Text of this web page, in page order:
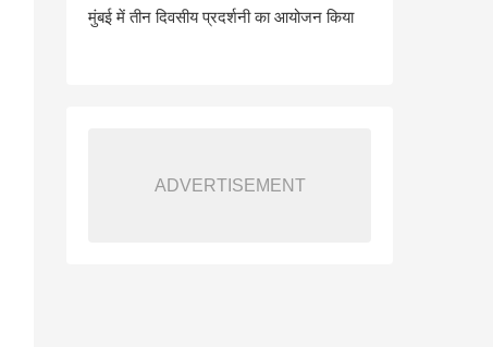
मुंबई में तीन दिवसीय प्रदर्शनी का आयोजन किया
ADVERTISEMENT